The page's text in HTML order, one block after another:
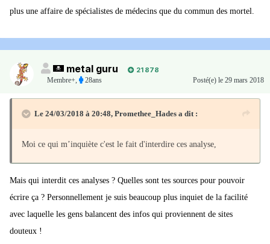
plus une affaire de spécialistes de médecins que du commun des mortel.
metal guru
21 878
Membre+,
28ans Posté(e) le 29 mars 2018
Le 24/03/2018 à 20:48, Promethee_Hades a dit :
Moi ce qui m’inquiète c'est le fait d'interdire ces analyse,
Mais qui interdit ces analyses ? Quelles sont tes sources pour pouvoir
écrire ça ? Personnellement je suis beaucoup plus inquiet de la facilité
avec laquelle les gens balancent des infos qui proviennent de sites
douteux !